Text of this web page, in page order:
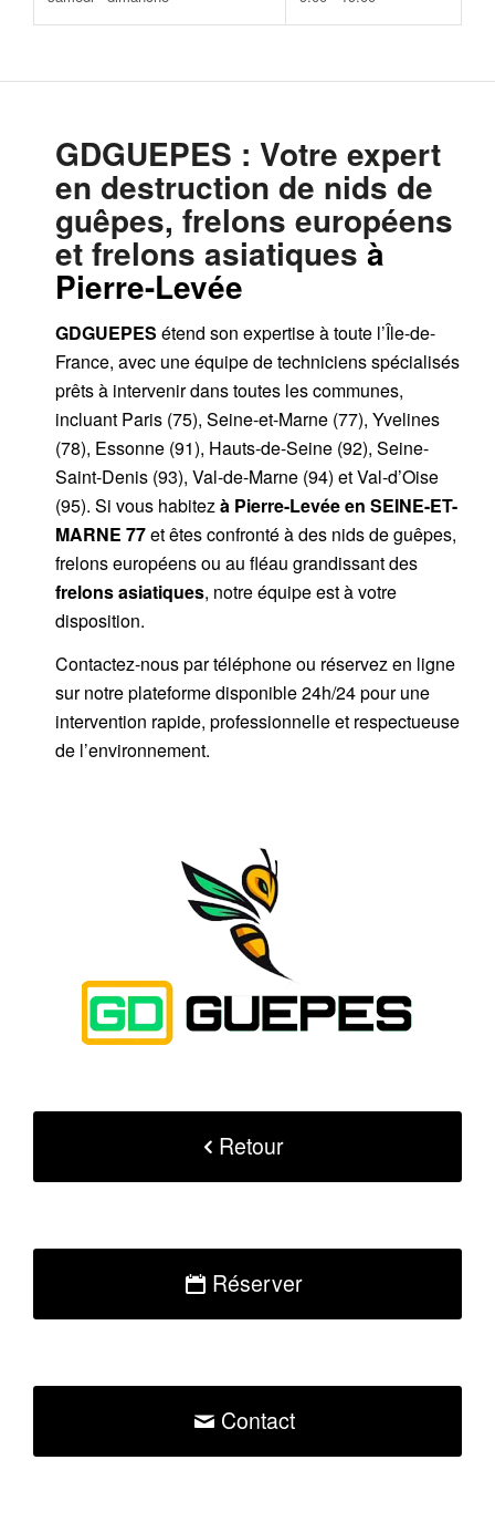
GDGUEPES : Votre expert
en destruction de nids de
guêpes, frelons européens
et frelons asiatiquesà
Pierre-Levée
GDGUEPES étend son expertise à toute l’Île-de-
France, avec une équipe de techniciens spécialisés
prêts à intervenir dans toutes les communes,
incluant Paris (75), Seine-et-Marne (77), Yvelines
(78), Essonne (91), Hauts-de-Seine (92), Seine-
Saint-Denis (93), Val-de-Marne (94) et Val-d’Oise
(95). Si vous habitez à Pierre-Levéeen SEINE-ET-
MARNE 77et êtes confronté à des nids de guêpes,
frelons européens ou au fléau grandissant des
frelons asiatiques, notre équipe est à votre
disposition.
Contactez-nous partéléphoneou réservez en ligne
sur notre plateforme disponible 24h/24pour une
intervention rapide, professionnelle et respectueuse
de l’environnement.
Retour
Réserver
Contact